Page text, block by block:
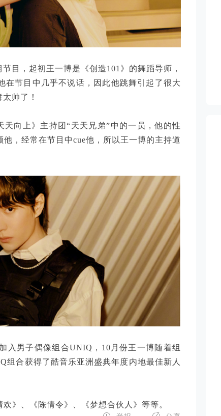
目，起初王一博是《创造101》的舞蹈导师，
在节目中几乎不说话，因此他跳舞引起了很大
帅了！
向上》主持团“天天兄弟”中的一员，他的性
，经常在节目中cue他，所以王一博的主持道
入男子偶像组合UNIQ，10月份王一博随着组
合获得了酷音乐亚洲盛典年度内地最佳新人
》、《陈情令》、《梦想合伙人》等等。